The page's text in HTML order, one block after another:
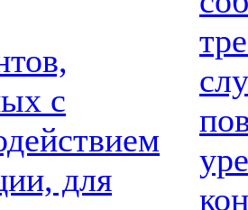
с
для